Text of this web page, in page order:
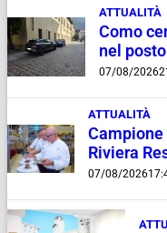
ATTUALITÀ
Como
nel
07/08/2026
ATTUALITÀ
Campione
Riviera
07/08/2026